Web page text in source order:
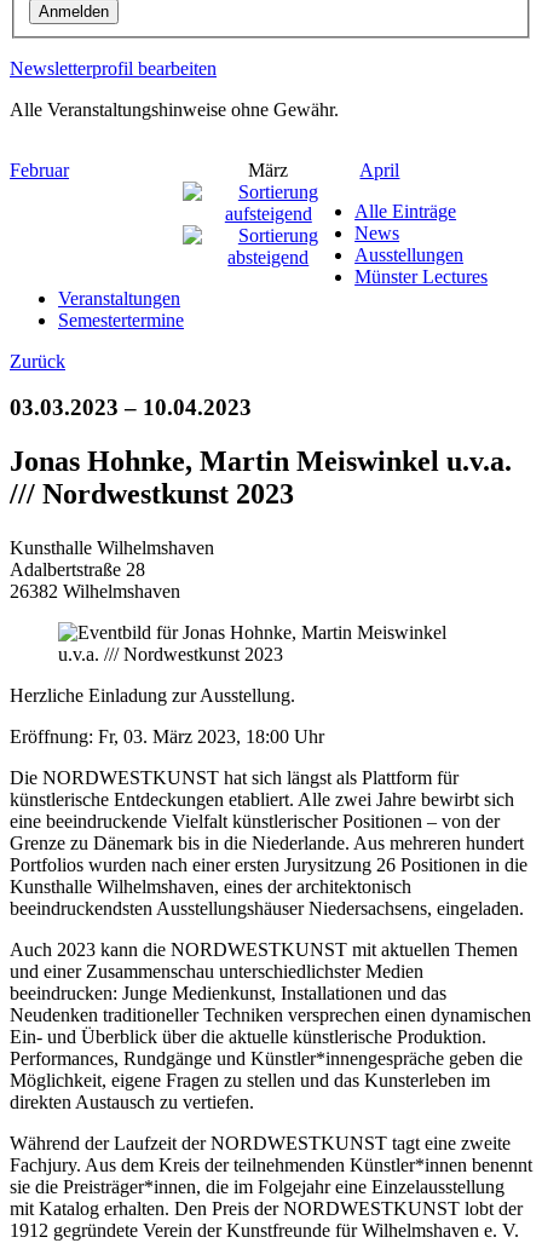
Anmelden
Newsletterprofil bearbeiten
Alle Veranstaltungshinweise ohne Gewähr.
Februar März
April
Alle Einträge
News
Ausstellungen
Münster Lectures
Veranstaltungen
Semestertermine
Zurück
03.03.2023 – 10.04.2023
Jonas Hohnke, Martin Meiswinkel u.v.a.
/// Nordwestkunst 2023
Kunsthalle Wilhelmshaven
Adalbertstraße 28
26382 Wilhelmshaven
Herzliche Einladung zur Ausstellung.
Eröffnung: Fr, 03. März 2023, 18:00 Uhr
Die NORDWESTKUNST hat sich längst als Plattform für
künstlerische Entdeckungen etabliert. Alle zwei Jahre bewirbt sich
eine beeindruckende Vielfalt künstlerischer Positionen – von der
Grenze zu Dänemark bis in die Niederlande. Aus mehreren hundert
Portfolios wurden nach einer ersten Jurysitzung 26 Positionen in die
Kunsthalle Wilhelmshaven, eines der architektonisch
beeindruckendsten Ausstellungshäuser Niedersachsens, eingeladen.
Auch 2023 kann die NORDWESTKUNST mit aktuellen Themen
und einer Zusammenschau unterschiedlichster Medien
beeindrucken: Junge Medienkunst, Installationen und das
Neudenken traditioneller Techniken versprechen einen dynamischen
Ein- und Überblick über die aktuelle künstlerische Produktion.
Performances, Rundgänge und Künstler*innengespräche geben die
Möglichkeit, eigene Fragen zu stellen und das Kunsterleben im
direkten Austausch zu vertiefen.
Während der Laufzeit der NORDWESTKUNST tagt eine zweite
Fachjury. Aus dem Kreis der teilnehmenden Künstler*innen benennt
sie die Preisträger*innen, die im Folgejahr eine Einzelausstellung
mit Katalog erhalten. Den Preis der NORDWESTKUNST lobt der
1912 gegründete Verein der Kunstfreunde für Wilhelmshaven e. V.